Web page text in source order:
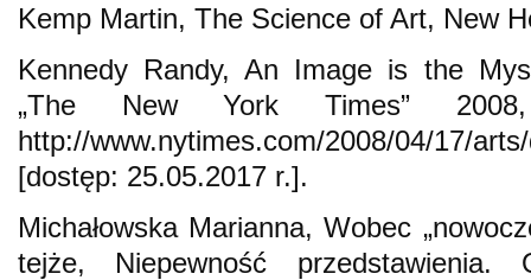
Kemp Martin, The Science of Art, New
Kennedy Randy, An Image is the
„The New York Times”
http://www.nytimes.com/2008/04/17/
[dostęp: 25.05.2017 r.].
Michałowska Marianna, Wobec
tejże, Niepewność